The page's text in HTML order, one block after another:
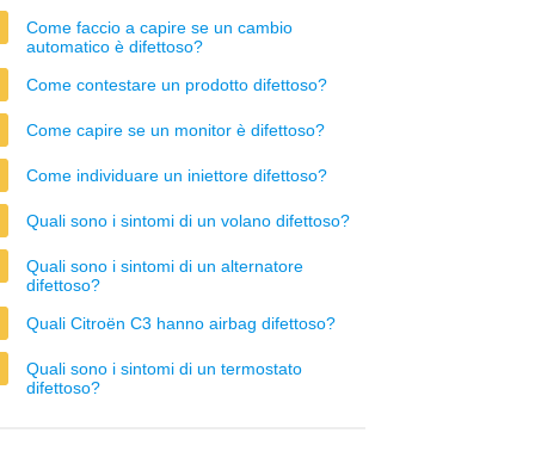
Come faccio a capire se un cambio
automatico è difettoso?
Come contestare un prodotto difettoso?
Come capire se un monitor è difettoso?
Come individuare un iniettore difettoso?
Quali sono i sintomi di un volano difettoso?
Quali sono i sintomi di un alternatore
difettoso?
Quali Citroën C3 hanno airbag difettoso?
Quali sono i sintomi di un termostato
difettoso?